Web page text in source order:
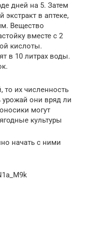
дней на 5. Затем
в аптеке,
Вещество
вместе с 2
кислоты.
в 10 литрах воды.
то их численность
урожай они вряд ли
могут
культуры
начать с ними